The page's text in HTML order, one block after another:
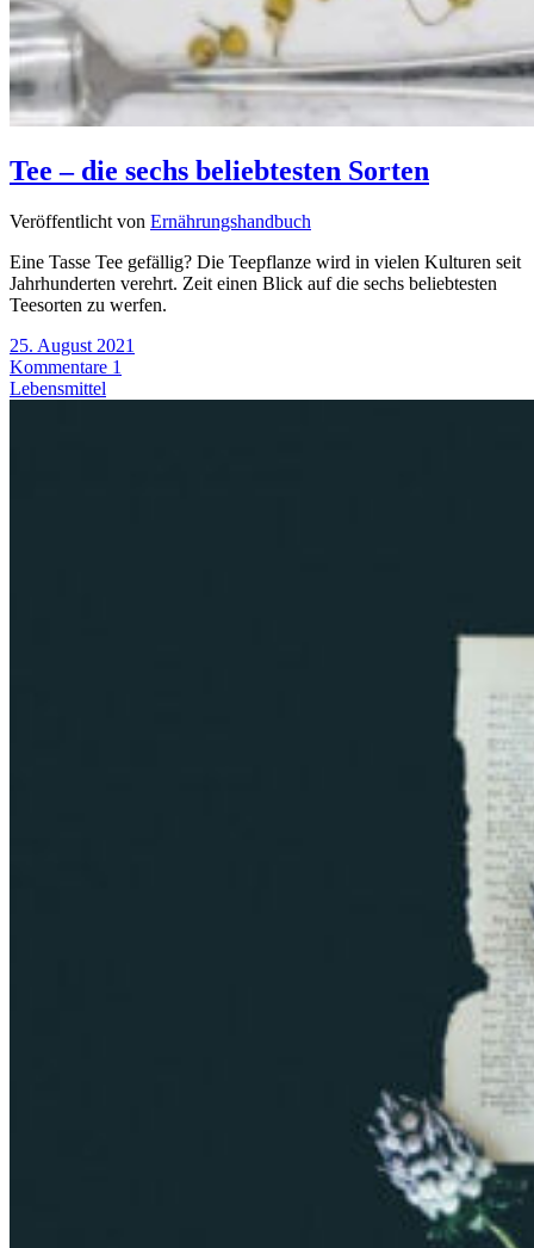
Tee – die sechs beliebtesten Sorten
Veröffentlicht von Ernährungshandbuch
Eine Tasse Tee gefällig? Die Teepflanze wird in vielen Kulturen seit
Jahrhunderten verehrt. Zeit einen Blick auf die sechs beliebtesten
Teesorten zu werfen.
25. August 2021
Kommentare 1
Lebensmittel